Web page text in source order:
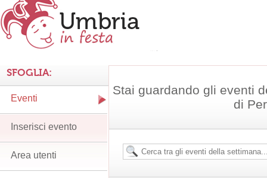
Stai guardando gli eventi
di
SFOGLIA:
Eventi
Inserisci evento
Area utenti